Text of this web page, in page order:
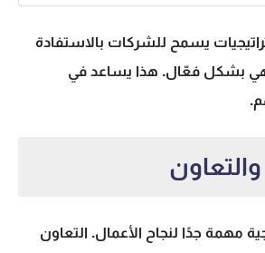
يسمح للشركات بالاستفادة
بشكل فعّال. هذا يساعد في
مهمة جدًا لنجاح الأعمال. التعاون